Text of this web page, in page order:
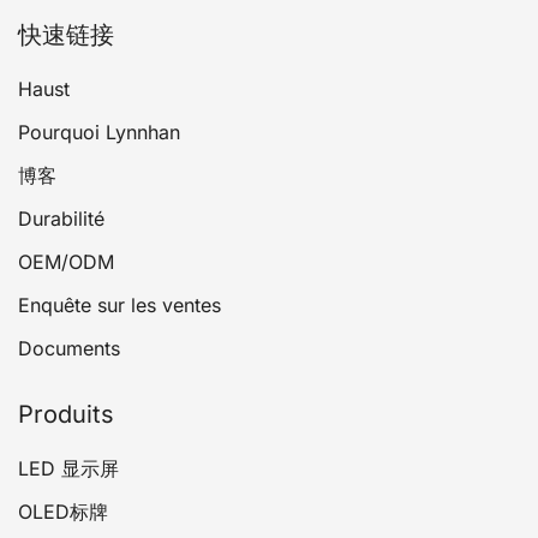
快速链接
Haust
Pourquoi Lynnhan
博客
Durabilité
OEM/ODM
Enquête sur les ventes
Documents
Produits
LED 显示屏
OLED标牌